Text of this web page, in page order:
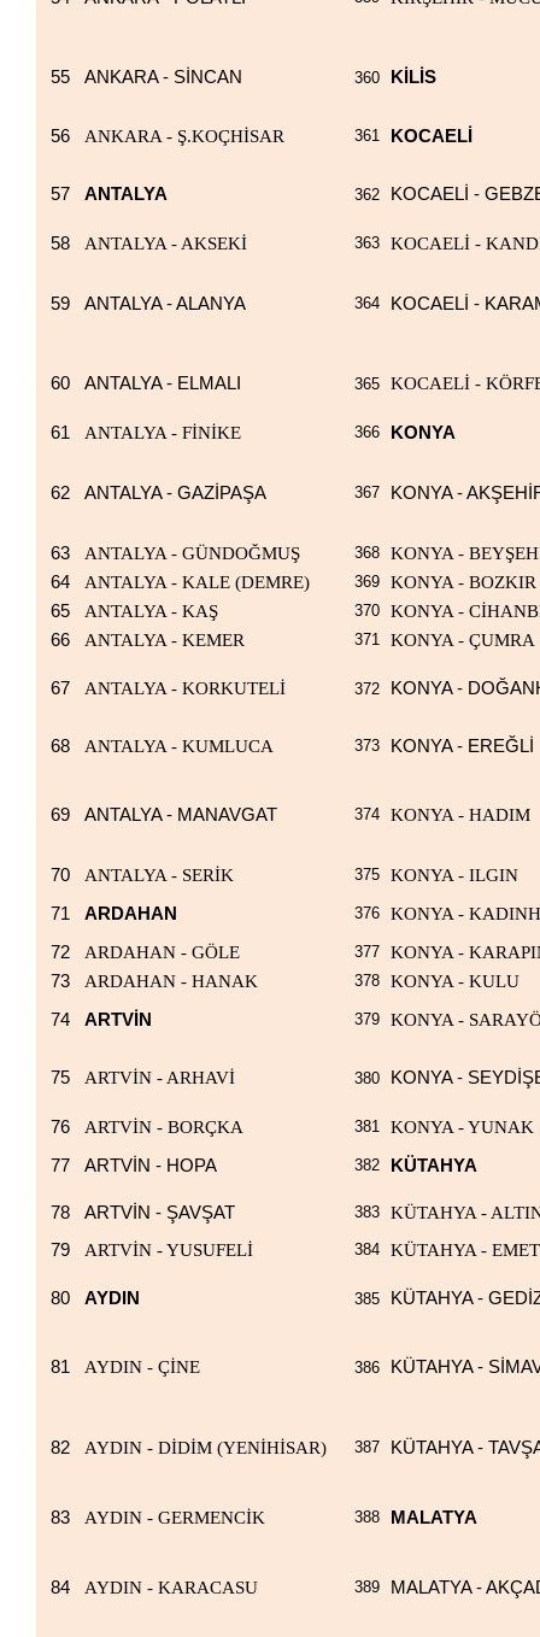
55 ANKARA - SİNCAN 360 KİLİS
56 ANKARA - Ş.KOÇHİSAR 361 KOCAELİ
57 ANTALYA 362 KOCAELİ -
58 ANTALYA - AKSEKİ 363 KOCAELİ -
59 ANTALYA - ALANYA 364 KOCAELİ -
60 ANTALYA - ELMALI 365 KOCAELİ -
61 ANTALYA - FİNİKE 366 KONYA
62 ANTALYA - GAZİPAŞA 367 KONYA -
63 ANTALYA - GÜNDOĞMUŞ 368
KONYA -
64
ANTALYA - KALE (DEMRE) 369
KONYA - BOZKIR
65
ANTALYA - KAŞ 370
KONYA -
66
ANTALYA - KEMER 371 KONYA - ÇUMRA
67 ANTALYA - KORKUTELİ 372 KONYA -
68 ANTALYA - KUMLUCA 373 KONYA - EREĞLİ
69 ANTALYA - MANAVGAT 374 KONYA - HADIM
70 ANTALYA - SERİK 375
KONYA - ILGIN
71
ARDAHAN 376
KONYA -
72
ARDAHAN - GÖLE 377
KONYA -
73
ARDAHAN - HANAK 378
KONYA - KULU
74
ARTVİN 379 KONYA -
75 ARTVİN - ARHAVİ 380 KONYA -
76 ARTVİN - BORÇKA 381
KONYA - YUNAK
77
ARTVİN - HOPA 382 KÜTAHYA
78 ARTVİN - ŞAVŞAT 383
KÜTAHYA -
79
ARTVİN - YUSUFELİ 384 KÜTAHYA - EMET
80 AYDIN 385 KÜTAHYA -
81 AYDIN - ÇİNE 386 KÜTAHYA -
82 AYDIN - DİDİM (YENİHİSAR) 387 KÜTAHYA -
83 AYDIN - GERMENCİK 388 MALATYA
84 AYDIN - KARACASU 389 MALATYA -